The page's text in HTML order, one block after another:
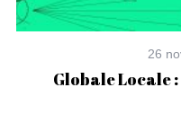
26
Globale Locale